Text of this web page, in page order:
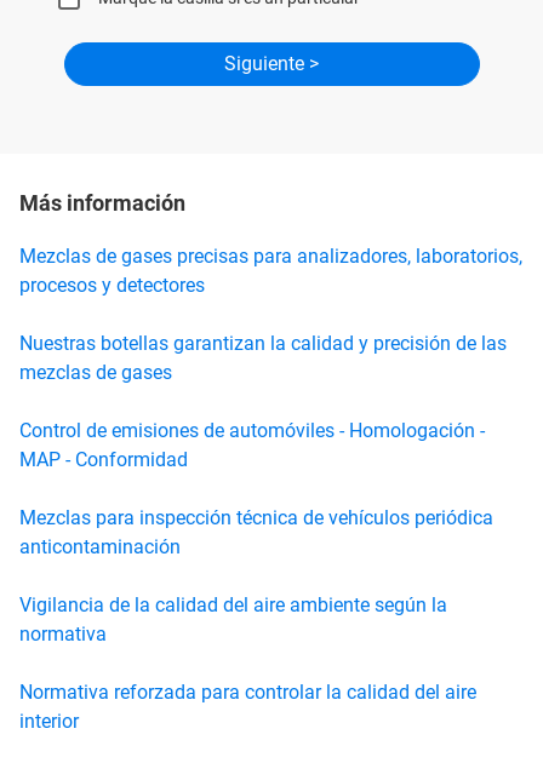
Más información
Mezclas de gases precisas para analizadores, laboratorios,
procesos y detectores
Nuestras botellas garantizan la calidad y precisión de las
mezclas de gases
Control de emisiones de automóviles - Homologación -
MAP - Conformidad
Mezclas para inspección técnica de vehículos periódica
anticontaminación
Vigilancia de la calidad del aire ambiente según la
normativa
Normativa reforzada para controlar la calidad del aire
interior